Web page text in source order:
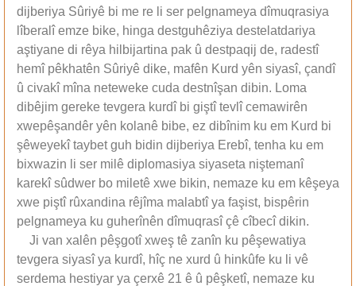
dijberiya Sûriyê bi me re li ser pelgnameya dîmuqrasiya
lîberalî emze bike, hinga destguhêziya destelatdariya
aştiyane di rêya hilbijartina pak û destpaqij de, radestî
hemî pêkhatên Sûriyê dike, mafên Kurd yên siyasî, çandî
û civakî mîna neteweke cuda destnîşan dibin. Loma
dibêjim gereke tevgera kurdî bi giştî tevlî cemawirên
xwepêşandêr yên kolanê bibe, ez dibînim ku em Kurd bi
şêweyekî taybet guh bidin dijberiya Erebî, tenha ku em
bixwazin li ser milê diplomasiya siyaseta niştemanî
karekî sûdwer bo miletê xwe bikin, nemaze ku em kêşeya
xwe piştî rûxandina rêjîma malabtî ya faşist, bispêrin
pelgnameya ku guherînên dîmuqrasî çê cîbecî dikin.
Ji van xalên pêşgotî xweş tê zanîn ku pêşewatiya
tevgera siyasî ya kurdî, hîç ne xurd û hinkûfe ku li vê
serdema hestiyar ya çerxê 21 ê û pêşketî, nemaze ku